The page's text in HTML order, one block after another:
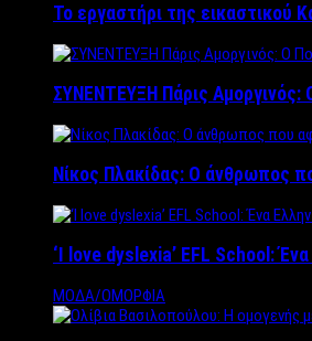
Το εργαστήρι της εικαστικού
ΣΥΝΕΝΤΕΥΞΗ Πάρις Αμοργινός:
Νίκος Πλακίδας: O άνθρωπος
‘Ι love dyslexia’ EFL School:
ΜΟΔΑ/ΟΜΟΡΦΙΑ